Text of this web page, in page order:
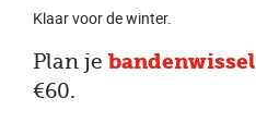
Klaar voor de winter.
Plan je bandenwissel
€60.